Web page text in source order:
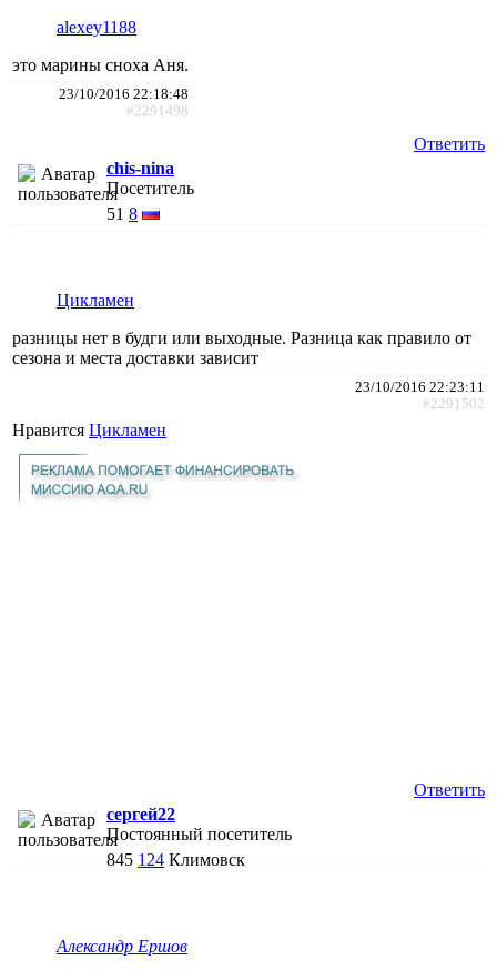
alexey1188
это марины сноха Аня.
23/10/2016 22:18:48
#2291498
Ответить
chis-nina
Посетитель
51 8
Цикламен
разницы нет в будги или выходные. Разница как правило от
сезона и места доставки зависит
23/10/2016 22:23:11
#2291502
Нравится Цикламен
Ответить
сергей22
Постоянный посетитель
845 124 Климовск
Александр Ершов